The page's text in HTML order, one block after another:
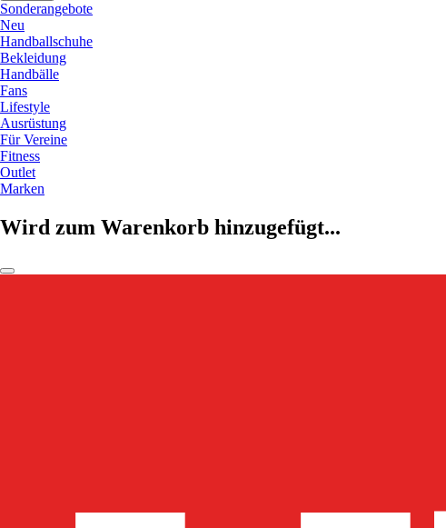
Sonderangebote
Neu
Handballschuhe
Bekleidung
Handbälle
Fans
Lifestyle
Ausrüstung
Für Vereine
Fitness
Outlet
Marken
Wird zum Warenkorb hinzugefügt...